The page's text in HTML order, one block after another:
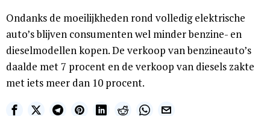
Ondanks de moeilijkheden rond volledig elektrische
auto’s blijven consumenten wel minder benzine- en
dieselmodellen kopen. De verkoop van benzineauto’s
daalde met 7 procent en de verkoop van diesels zakte
met iets meer dan 10 procent.